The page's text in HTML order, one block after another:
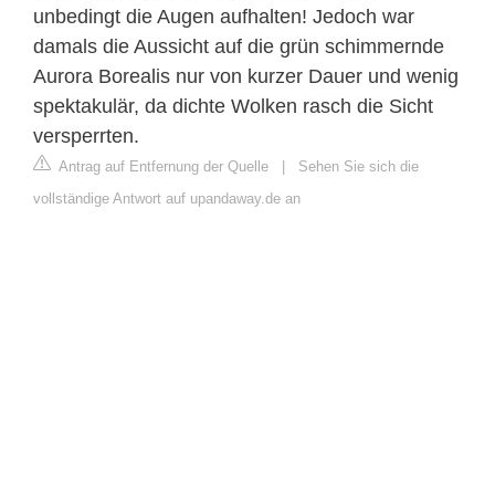
unbedingt die Augen aufhalten! Jedoch war
damals die Aussicht auf die grün schimmernde
Aurora Borealis nur von kurzer Dauer und wenig
spektakulär, da dichte Wolken rasch die Sicht
versperrten.
Antrag auf Entfernung der Quelle
Sehen Sie sich die
vollständige Antwort auf upandaway.de an